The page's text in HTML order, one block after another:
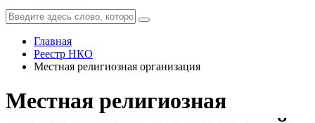
Главная
Реестр НКО
Местная религиозная организация
Местная религиозная